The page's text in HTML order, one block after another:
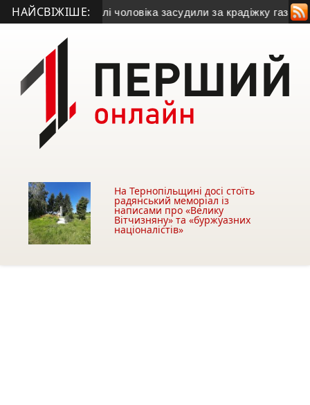
НАЙСВІЖІШЕ:
• У Тернополі чоловіка засудили за крадіжку газу •
На Тернопільщині досі стоїть
радянський меморіал із
написами про «Велику
Вітчизняну» та «буржуазних
націоналістів»